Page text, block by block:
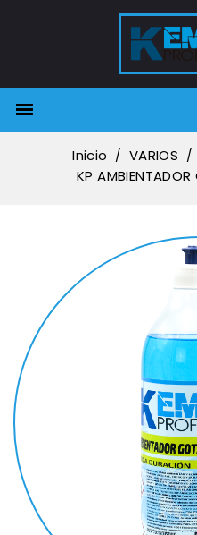

Inicio VARIOS
KP